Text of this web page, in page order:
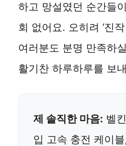
하고 망설였던 순간들
회 없어요. 오히려 ‘진
여러분도 분명 만족하
활기찬 하루하루를 보
제 솔직한 마음: 벨
입 고속 충전 케이